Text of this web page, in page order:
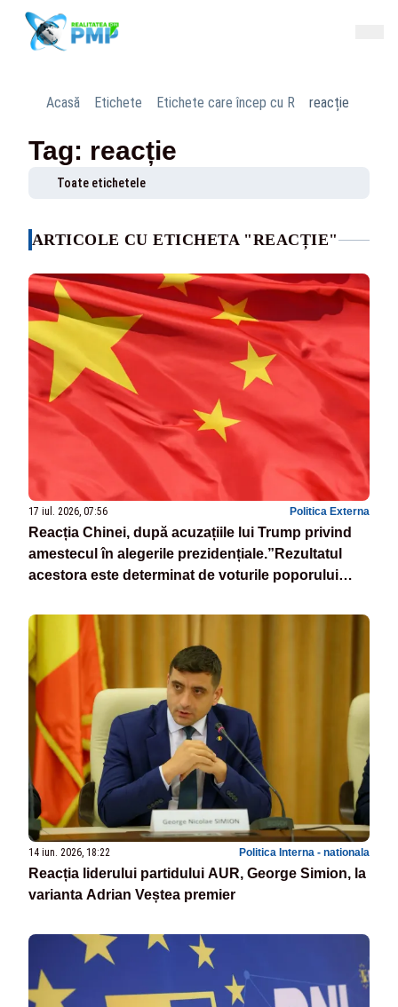
Acasă Etichete Etichete care încep cu R reacție
Tag: reacție
Toate etichetele
ARTICOLE CU ETICHETA "REACȚIE"
17 iul. 2026, 07:56 Politica Externa
Reacția Chinei, după acuzațiile lui Trump privind
amestecul în alegerile prezidențiale.”Rezultatul
acestora este determinat de voturile poporului
14 iun. 2026, 18:22 Politica Interna - nationala
Reacția liderului partidului AUR, George Simion, la
varianta Adrian Veștea premier